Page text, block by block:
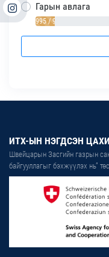
Гарын авлага
995 / 9%
ИТХ-ЫН НЭГДСЭН
Швейцарын Засгийн газрын
байгууллагыг бэхжүүлэх нь”